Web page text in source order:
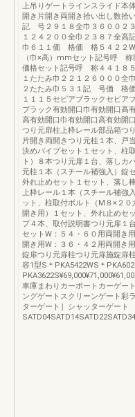
上吊りゲートラインスライド本
開き片開き両開き拾い出し数拾
記 号２９１８全巾３６００２
１２４２００全巾２３８７全
巾６１１価 格価 格５４２２W
（巾×高）mmセット記号呼
価格セット記号呼 称４４１８
１たたみ巾２２１２６０００全
２たたみ巾５３１記 号価 格
１１１５セピアブラックセピア
ブラック有効開口巾有効開口高
高有効開口巾有効開口高有効開
つり元扉柱上枠レール部品箱つ
片開き両開きつり元柱１本、戸
決めパイプセット１セット、柱
ト）８本つり元扉１台、落しカ
元柱１本（スチール補強入）錠
外れ止めセット１セット、落し
上枠レール１本（スチール補強
ット、柱取付ボルト（M８×２
開き用）１セット、外れ止めセ
プ４本、取付説明書つり元扉１
セットW：５４・６０用両開き
開き用W：３６・４２用両開き
錠扉つり元扉柱つり元扉施錠扉
容1型S＊PKA5422WS＊
車庫まわりカーポートカーゲー
ングゲートスクリーンゲート彩
ターゲート］シャッターゲート